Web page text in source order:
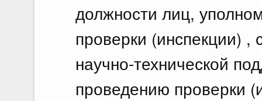
должности лиц,
проверки (инспекции) ,
научно-технической
проведению проверки